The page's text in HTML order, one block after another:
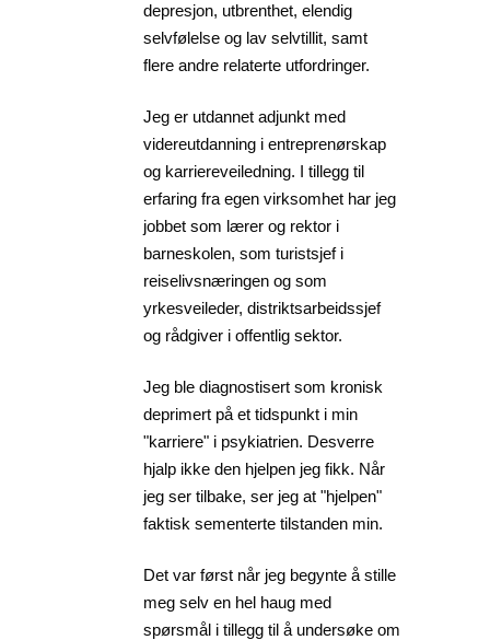
depresjon, utbrenthet, elendig
selvfølelse og lav selvtillit, samt
flere andre relaterte utfordringer.
Jeg er utdannet adjunkt med
videreutdanning i entreprenørskap
og karriereveiledning. I tillegg til
erfaring fra egen virksomhet har jeg
jobbet som lærer og rektor i
barneskolen, som turistsjef i
reiselivsnæringen og som
yrkesveileder, distriktsarbeidssjef
og rådgiver i offentlig sektor.
Jeg ble diagnostisert som kronisk
deprimert på et tidspunkt i min
"karriere" i psykiatrien. Desverre
hjalp ikke den hjelpen jeg fikk. Når
jeg ser tilbake, ser jeg at "hjelpen"
faktisk sementerte tilstanden min.
Det var først når jeg begynte å stille
meg selv en hel haug med
spørsmål i tillegg til å undersøke om